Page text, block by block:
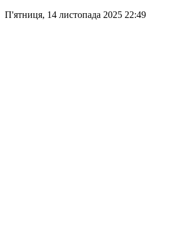
П'ятниця, 14 листопада 2025 22:49